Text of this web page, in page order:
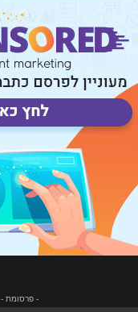
- פרסומת -